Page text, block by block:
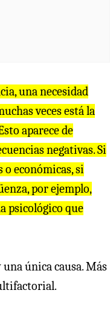
una necesidad
veces está la
aparece de
negativas. Si
económicas, si
por ejemplo,
psicológico que
única causa. Más